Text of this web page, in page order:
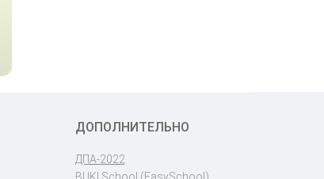
ДОПОЛНИТЕЛЬНО
ДПА-2022